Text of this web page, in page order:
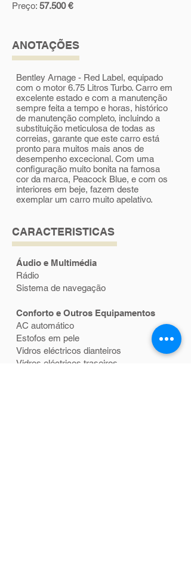
Preço: 57.500 €
ANOTAÇÕES
Bentley Arnage - Red Label, equipado
com o motor 6.75 Litros Turbo. Carro em
excelente estado e com a manutenção
sempre feita a tempo e horas, histórico
de manutenção completo, incluindo a
substituição meticulosa de todas as
correias, garante que este carro está
pronto para muitos mais anos de
desempenho excecional. Com uma
configuração muito bonita na famosa
cor da marca, Peacock Blue, e com os
interiores em beje, fazem deste
exemplar um carro muito apelativo.
CARACTERISTICAS
Áudio e Multimédia
Rádio
Sistema de navegação
Conforto e Outros Equipamentos
AC automático
Estofos em pele
Vidros eléctricos dianteiros
Vidros eléctricos traseiros